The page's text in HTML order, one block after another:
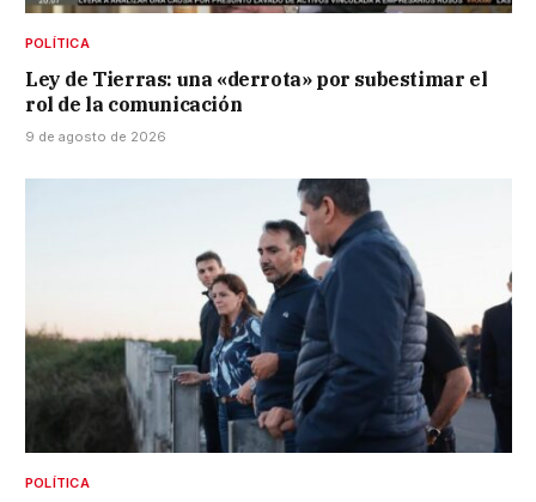
POLÍTICA
Ley de Tierras: una «derrota» por subestimar el
rol de la comunicación
9 de agosto de 2026
POLÍTICA